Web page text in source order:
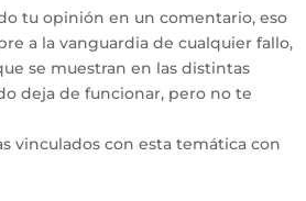
tu opinión en un comentario, eso
a la vanguardia de cualquier fallo,
se muestran en las distintas
deja de funcionar, pero no te
vinculados con esta temática con